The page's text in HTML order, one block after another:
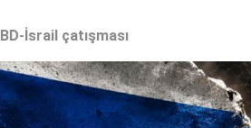
İsrail çatışması